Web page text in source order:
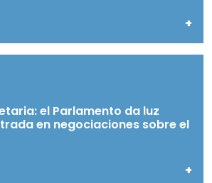
+
el Parlamento da luz
en negociaciones sobre el
+